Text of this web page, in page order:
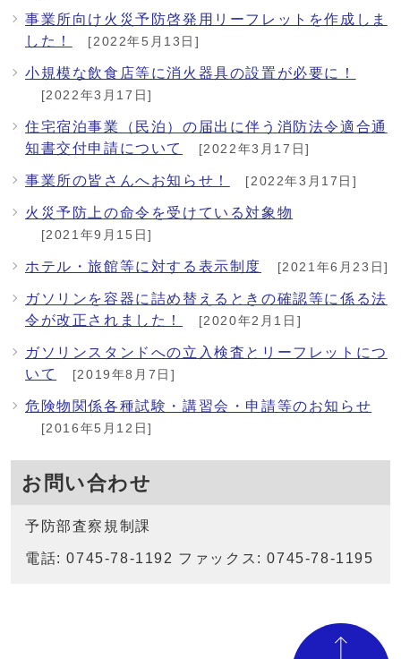
事業所向け火災予防啓発用リーフレットを作成しま
した！
[2022年5月13日]
小規模な飲食店等に消火器具の設置が必要に！
[2022年3月17日]
住宅宿泊事業（民泊）の届出に伴う消防法令適合通
知書交付申請について
[2022年3月17日]
事業所の皆さんへお知らせ！ [2022年3月17日]
火災予防上の命令を受けている対象物
[2021年9月15日]
ホテル・旅館等に対する表示制度 [2021年6月23日]
ガソリンを容器に詰め替えるときの確認等に係る法
令が改正されました！
[2020年2月1日]
ガソリンスタンドへの立入検査とリーフレットにつ
いて
[2019年8月7日]
危険物関係各種試験・講習会・申請等のお知らせ
[2016年5月12日]
お問い合わせ
予防部査察規制課
電話: 0745-78-1192 ファックス: 0745-78-1195